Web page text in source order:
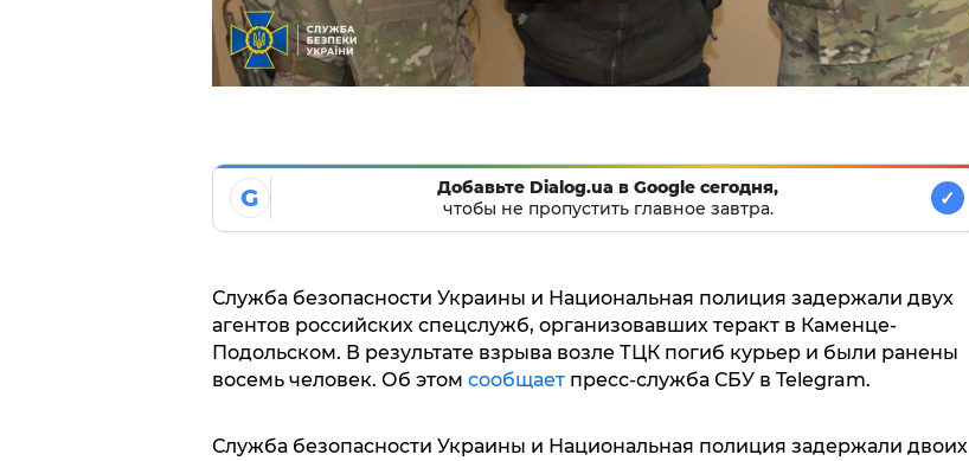
G
Добавьте Dialog.ua в Google сегодня,
чтобы не пропустить главное завтра.
✓
Служба безопасности Украины и Национальная полиция задержали двух
агентов российских спецслужб, организовавших теракт в Каменце-
Подольском. В результате взрыва возле ТЦК погиб курьер и были ранены
восемь человек. Об этом сообщаетпресс-служба СБУ в Telegram.
Служба безопасности Украины и Национальная полиция задержали двоих